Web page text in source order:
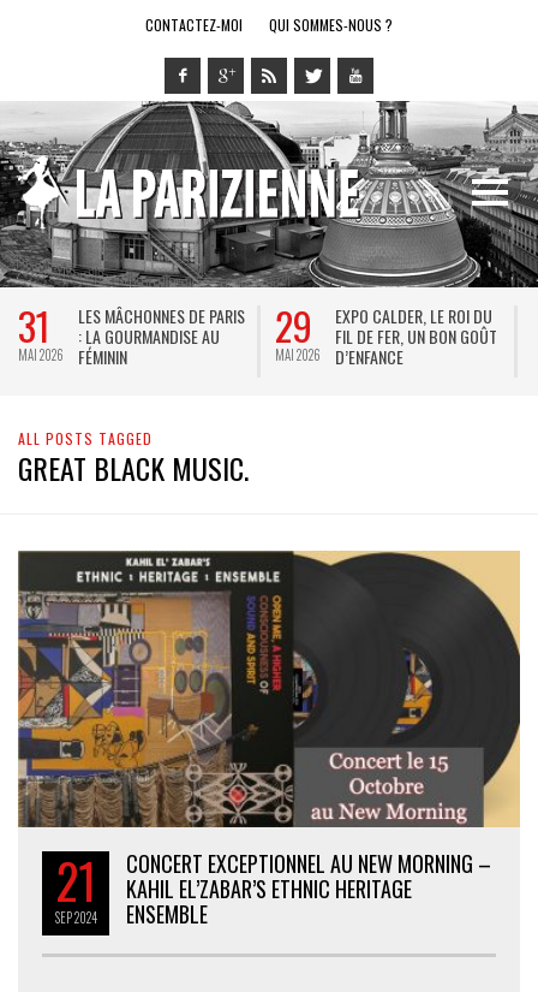
CONTACTEZ-MOI QUI SOMMES-NOUS ?
31
MAI 2026
LES MÂCHONNES DE PARIS
: LA GOURMANDISE AU
FÉMININ
29
MAI 2026
EXPO CALDER, LE ROI DU
FIL DE FER, UN BON GOÛT
D’ENFANCE
ALL POSTS TAGGED
GREAT BLACK MUSIC.
21
SEP2024
CONCERT EXCEPTIONNEL AU NEW MORNING –
KAHIL EL’ZABAR’S ETHNIC HERITAGE
ENSEMBLE